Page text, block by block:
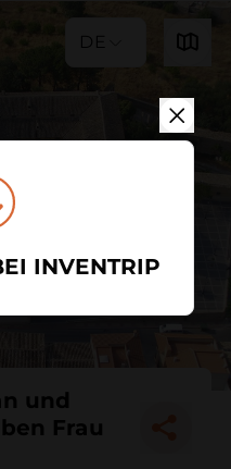
DE
und
Frau
INVENTRIP